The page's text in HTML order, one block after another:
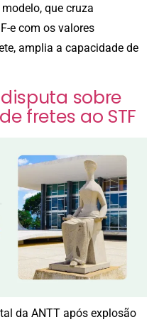
que cruza
e com os valores
amplia a capacidade de
sobre
fretes ao STF
da ANTT após explosão